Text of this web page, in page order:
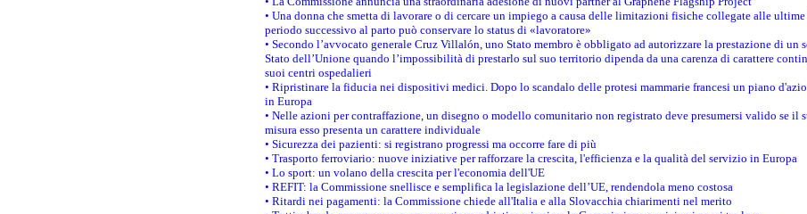
• Una donna che smetta di lavorare o di cercare un impiego a causa delle limitazioni fisiche collegate alle
periodo successivo al parto può conservare lo status di «lavoratore»
• Secondo l’avvocato generale Cruz Villalón, uno Stato membro è obbligato ad autorizzare la prestazione di un
Stato dell’Unione quando l’impossibilità di prestarlo sul suo territorio dipenda da una carenza di carattere
suoi centri ospedalieri
• Ripristinare la fiducia nei dispositivi medici. Dopo lo scandalo delle protesi mammarie francesi un piano
in Europa
• Nelle azioni per contraffazione, un disegno o modello comunitario non registrato deve presumersi valido se il
misura esso presenta un carattere individuale
• Sicurezza dei pazienti: si registrano progressi ma occorre fare di più
• Trasporto ferroviario: nuove iniziative per rafforzare la crescita, l'efficienza e la qualità del servizio in Europa
• Lo sport: un volano della crescita per l'economia dell'UE
• REFIT: la Commissione snellisce e semplifica la legislazione dell’UE, rendendola meno costosa
• Ritardi nei pagamenti: la Commissione chiede all'Italia e alla Slovacchia chiarimenti nel merito